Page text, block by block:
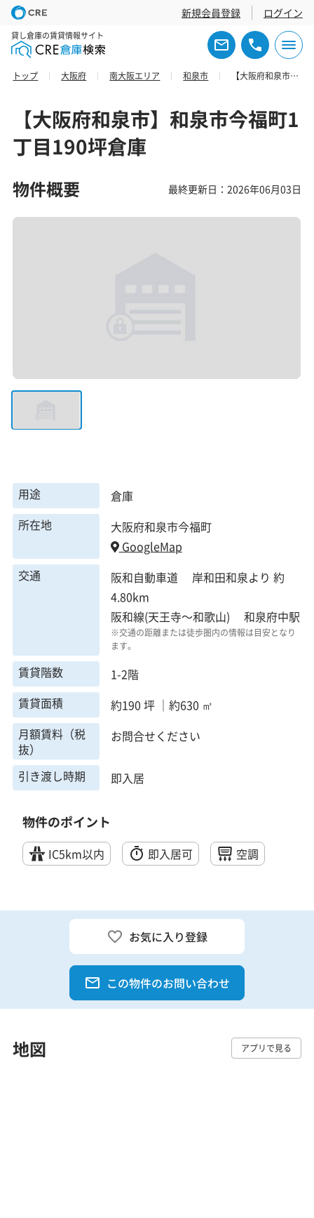
新規会員登録 ログイン
貸し倉庫の賃貸情報サイト
トップ 大阪府 南大阪エリア 和泉市 【大阪府和泉市】和泉市今福町1丁目190坪倉庫
【大阪府和泉市】和泉市今福町1
丁目190坪倉庫
物件概要 最終更新日：2026年06月03日
用途
倉庫
所在地
大阪府和泉市今福町
GoogleMap
交通
阪和自動車道 岸和田和泉より 約
4.80km
阪和線(天王寺～和歌山) 和泉府中駅
※交通の距離または徒歩圏内の情報は目安となり
ます。
賃貸階数
1-2階
賃貸面積
約190 坪 ｜約630 ㎡
月額賃料（税
抜）
お問合せください
引き渡し時期 即入居
物件のポイント
IC5km以内 即入居可 空調
お気に入り登録
この物件のお問い合わせ
地図 アプリで見る